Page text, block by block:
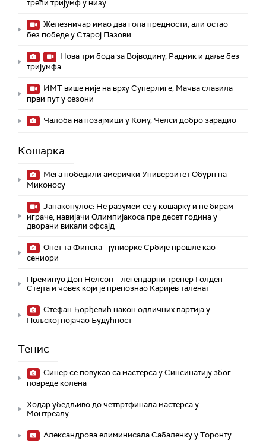
трећи тријумф у низу
Железничар имао два гола предности, али остао
без победе у Старој Пазови
Нова три бода за Војводину, Радник и даље без
тријумфа
ИМТ више није на врху Суперлиге, Мачва славила
први пут у сезони
Чалоба на позајмици у Кому, Челси добро зарадио
Кошарка
Мега победили амерички Универзитет Обурн на
Миконосу
Јанакопулос: Не разумем се у кошарку и не бирам
играче, навијачи Олимпијакоса пре десет година у
дворани викали офсајд
Опет та Финска - јуниорке Србије прошле као
сениори
Преминуо Дон Нелсон – легендарни тренер Голден
Стејта и човек који је препознао Каријев таленат
Стефан Ђорђевић након одличних партија у
Пољској појачао Будућност
Тенис
Синер се повукао са мастерса у Синсинатију због
повреде колена
Ходар убедљиво до четвртфинала мастерса у
Монтреалу
Александрова елиминисала Сабаленку у Торонту